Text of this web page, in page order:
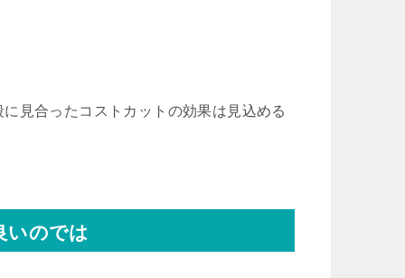
見合ったコストカットの効果は見込める
いのでは